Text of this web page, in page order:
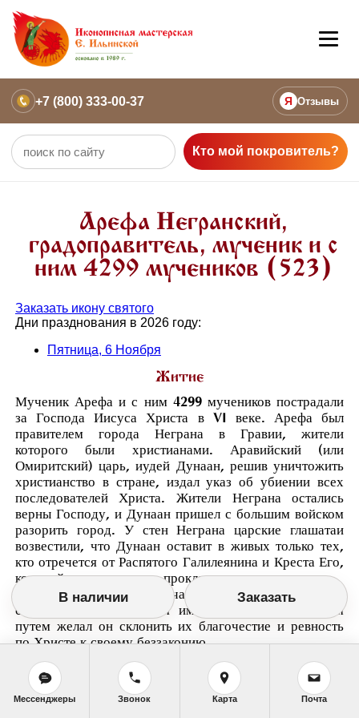
+7 (800) 333-00-37 Я Отзывы
Кто мой покровитель?
Арефа Негранский,
градоправитель, мученик и с
ним 4299 мучеников (523)
Заказать икону святого
Дни празднования в 2026 году:
Пятница, 6 Ноября
Житие
Мученик Арефа и с ним 4299 мучеников пострадали
за Господа Иисуса Христа в VI веке. Арефа был
правителем города Неграна в Гравии, жители
которого были христианами. Аравийский (или
Омиритский) царь, иудей Дунаан, решив уничтожить
христианство в стране, издал указ об убиении всех
последователей Христа. Жители Неграна остались
верны Господу, и Дунаан пришел с большим войском
разорить город. У стен Неграна царские глашатаи
возвестили, что Дунаан оставит в живых только тех,
кто отречется от Распятого Галилеянина и Креста Его,
который есть «знамение проклятия».
Мучитель ласковыми речами старался располагать к
себе сердца их, обещая им дары и почести; этим
путем желал он склонить их благочестие и ревность
по Христе к своему беззаконию.
Но они, возводя очи свои к небу, взывали, как бы
едиными устами:
– Мы не отвергаемся Тебя, Едине Слове Божий,
Иисусе Христе, – не соблазняемся о пресвятом
В наличии Заказать
Мессенджеры Звонок Карта Почта